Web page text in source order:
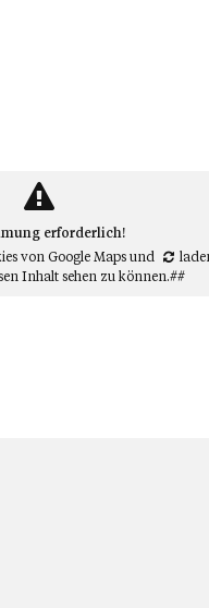
erforderlich!
von Google Mapsund
Inhalt sehen zu können.##